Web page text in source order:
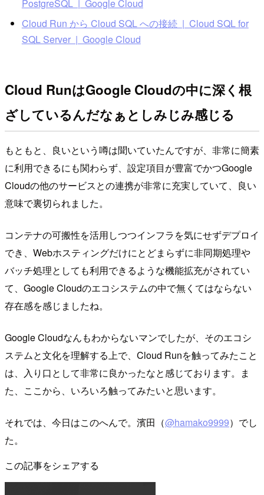
PostgreSQL | Google Cloud
Cloud Run から Cloud SQL への接続 | Cloud SQL for
SQL Server | Google Cloud
Cloud RunはGoogle Cloudの中に深く根
ざしているんだなぁとしみじみ感じる
もともと、良いという噂は聞いていたんですが、非常に簡素
に利用できるにも関わらず、設定項目が豊富でかつGoogle
Cloudの他のサービスとの連携が非常に充実していて、良い
意味で裏切られました。
コンテナの可搬性を活用しつつインフラを気にせずデプロイ
でき、Webホスティングだけにとどまらずに非同期処理や
バッチ処理としても利用できるような機能拡充がされてい
て、Google Cloudのエコシステムの中で無くてはならない
存在感を感じましたね。
Google Cloudなんもわからないマンでしたが、そのエコシ
ステムと文化を理解する上で、Cloud Runを触ってみたこと
は、入り口として非常に良かったなと感じております。ま
た、ここから、いろいろ触ってみたいと思います。
それでは、今日はこのへんで。濱田（@hamako9999）でし
た。
この記事をシェアする